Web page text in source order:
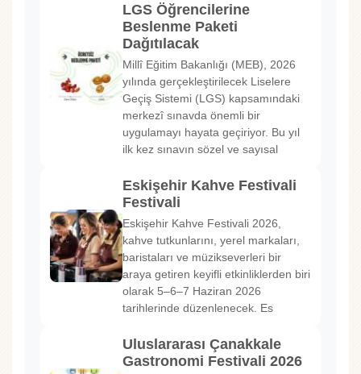
LGS Öğrencilerine
Beslenme Paketi
Dağıtılacak
Millî Eğitim Bakanlığı (MEB), 2026
yılında gerçekleştirilecek Liselere
Geçiş Sistemi (LGS) kapsamındaki
merkezî sınavda önemli bir
uygulamayı hayata geçiriyor. Bu yıl
ilk kez sınavın sözel ve sayısal
Eskişehir Kahve Festivali
Festivali
Eskişehir Kahve Festivali 2026,
kahve tutkunlarını, yerel markaları,
baristaları ve müzikseverleri bir
araya getiren keyifli etkinliklerden biri
olarak 5–6–7 Haziran 2026
tarihlerinde düzenlenecek. Es
Uluslararası Çanakkale
Gastronomi Festivali 2026